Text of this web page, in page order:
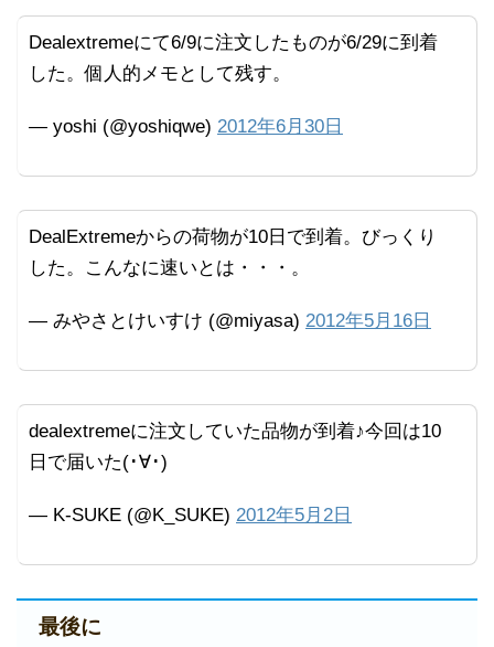
Dealextremeにて6/9に注文したものが6/29に到着
した。個人的メモとして残す。
— yoshi (@yoshiqwe) 2012年6月30日
DealExtremeからの荷物が10日で到着。びっくり
した。こんなに速いとは・・・。
— みやさとけいすけ (@miyasa) 2012年5月16日
dealextremeに注文していた品物が到着♪今回は10
日で届いた(･∀･)
— K-SUKE (@K_SUKE) 2012年5月2日
最後に